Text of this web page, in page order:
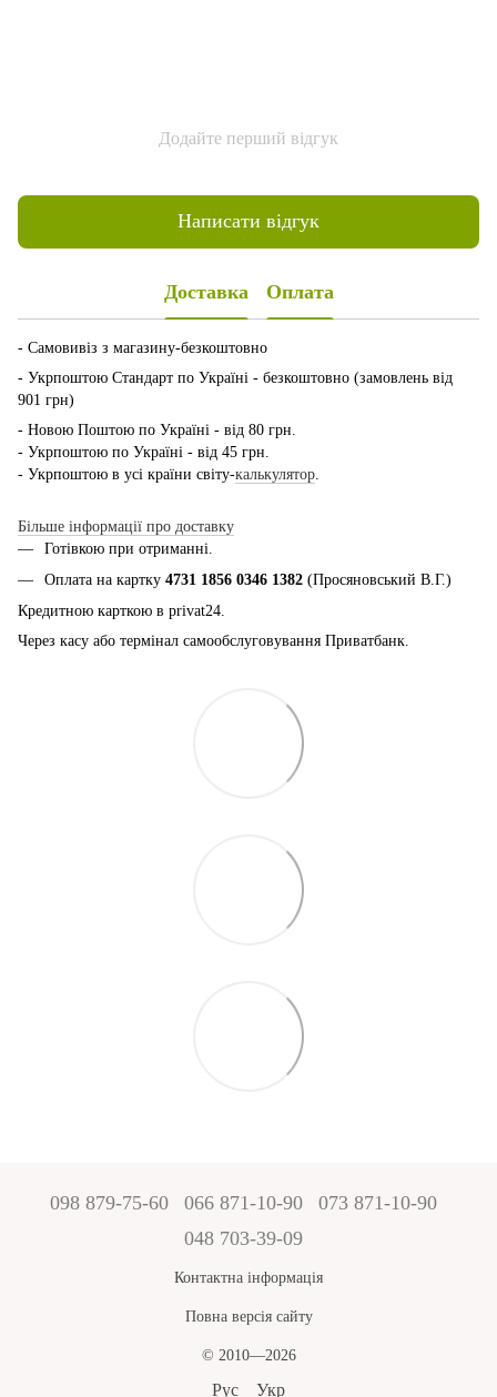
Додайте перший відгук
Написати відгук
Доставка Оплата
- Самовивіз з магазину-безкоштовно
- Укрпоштою Стандарт по Україні - безкоштовно (замовлень від
901 грн)
- Новою Поштою по Україні - від 80 грн.
- Укрпоштою по Україні - від 45 грн.
- Укрпоштою в усі країни світу-калькулятор
Більше інформації про доставку
Готівкою при отриманні.
Оплата на картку 4731 1856 0346 1382 (Просяновський В.Г.)
Кредитною карткою в privat24.
Через касу або термінал самообслуговування Приватбанк.
098 879-75-60 066 871-10-90
073 871-10-90
048 703-39-09
Контактна інформація
Повна версія сайту
© 2010—2026
Рус Укр